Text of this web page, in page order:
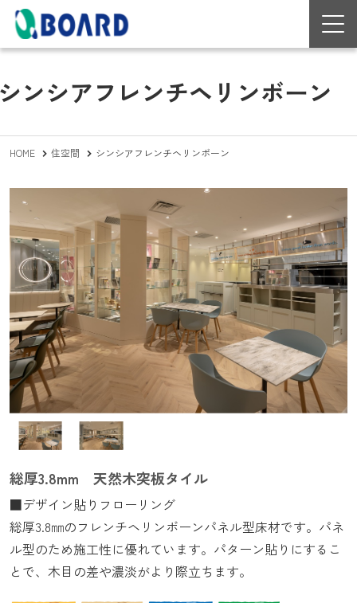
ンシアフレンチヘリンボーン
HOME 住空間 シンシアフレンチヘリンボーン
総厚3.8mm 天然木突板タイル
■デザイン貼りフローリング
総厚3.8㎜のフレンチヘリンボーンパネル型床材です。パネ
ル型のため施工性に優れています。パターン貼りにするこ
とで、木目の差や濃淡がより際立ちます。